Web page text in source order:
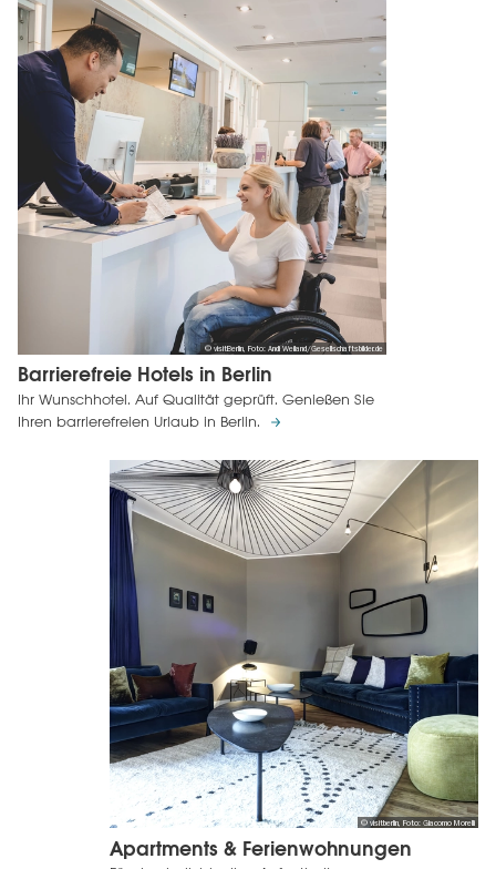
© visitBerlin, Foto: Andi Weiland/Gesellschaftsbilder.de
Barrierefreie Hotels in Berlin
Ihr Wunschhotel. Auf Qualität geprüft. Genießen Sie
Ihren barrierefreien Urlaub in Berlin.
© visitberlin, Foto: Giacomo Morelli
Apartments & Ferienwohnungen